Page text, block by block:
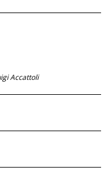
Accattoli